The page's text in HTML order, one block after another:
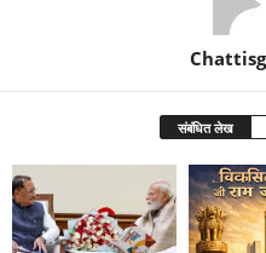
संबंधित लेख